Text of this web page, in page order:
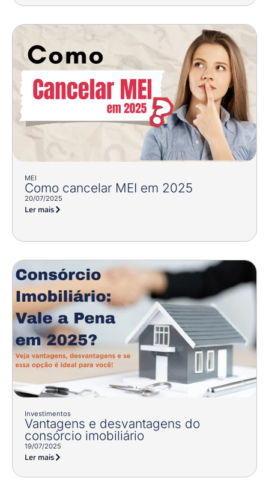
MEI
Como cancelar MEI em 2025
20/07/2025
Ler mais
Investimentos
Vantagens e desvantagens do
consórcio imobiliário
19/07/2025
Ler mais